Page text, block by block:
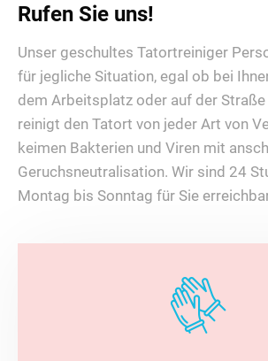
Rufen Sie uns!
Unser geschultes Tatortreiniger
für jegliche Situation, egal ob bei
dem Arbeitsplatz oder auf der
reinigt den Tatort von jeder Art von
keimen Bakterien und Viren mit
Geruchsneutralisation. Wir sind 24
Montag bis Sonntag für Sie